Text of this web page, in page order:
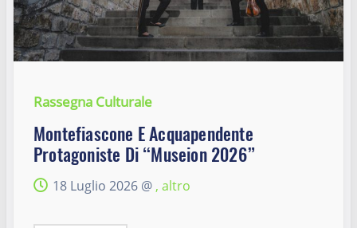
Rassegna Culturale
Montefiascone E Acquapendente
Protagoniste Di “Museion 2026”
18 Luglio 2026 @ , altro